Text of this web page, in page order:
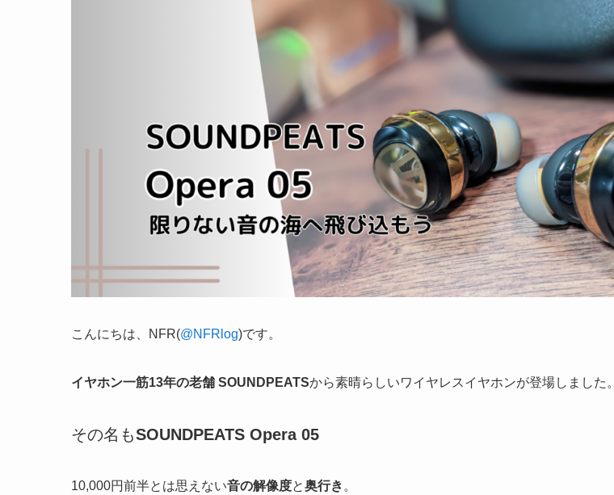
こんにちは、NFR(@NFRlog)です。
イヤホン一筋13年の老舗 SOUNDPEATSから素晴らしいワイヤレスイヤホンが登場しました。
その名もSOUNDPEATS Opera 05
10,000円前半とは思えない音の解像度と奥行き 。